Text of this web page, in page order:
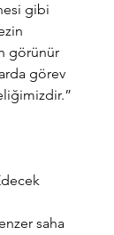
gibi
görünür
görev
saha